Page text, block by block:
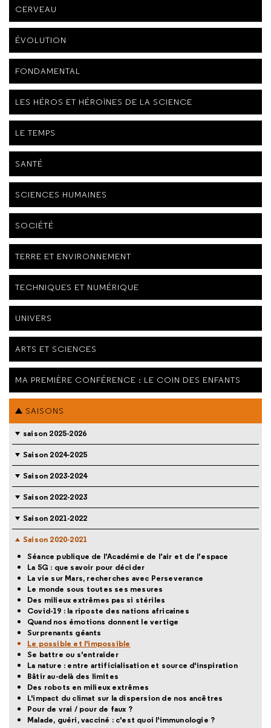
CERVEAU
ÉVOLUTION
FONDAMENTAL
LES HÉROS ET HÉROÏNES DE LA SCIENCE
LE TEMPS
SANTÉ
SCIENCES HUMAINES
SOCIÉTÉ
TERRE ET ENVIRONNEMENT
TECHNIQUES ET NUMÉRIQUE
UNIVERS
ARTS ET SCIENCES
MA PREMIÈRE CONFÉRENCE : LE COIN DES ENFANTS
SAISONS
saison 2025-2026
Saison 2024-2025
Saison 2023-2024
Saison 2022-2023
Saison 2021-2022
Saison 2020-2021
Séance publique de l’Académie de l’air et de l’espace
La 5G : que savoir pour décider
La vie sur Mars, recherches avec Perseverance
Le monde sous toutes ses mesures
Des milieux extrêmes pas si stériles
Covid-19 : la riposte des nations africaines
Quand nos émotions donnent le vertige
Surprenants géants
Le possible et l'impossible
Se battre ou s'entraider
La nature : entre artificialisation et source d'inspiration
Bâtir au-delà des limites
Des robots en milieux extrêmes
L'impact du climat sur la dispersion de nos ancêtres
Pour de vrai / pour de faux ?
Malade, guéri, vacciné : c'est quoi l'immunologie ?